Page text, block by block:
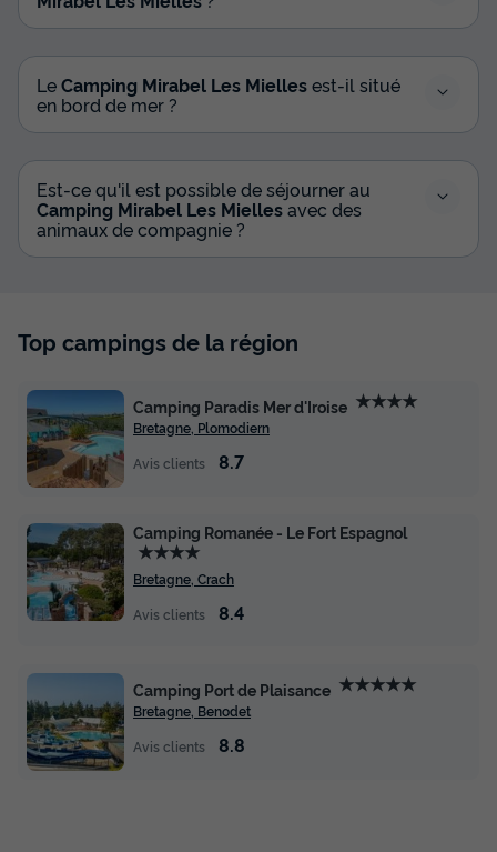
LeCamping Mirabel Les Miellesest-il situé
en bord de mer ?
Est-ce qu'il est possible de séjourner au
Camping Mirabel Les Miellesavec des
animaux de compagnie ?
Top campings de la région
Camping Paradis Mer d'Iroise ★★★★
Bretagne, Plomodiern
Avis clients
8.7
Camping Romanée - Le Fort Espagnol
★★★★
Bretagne, Crach
Avis clients
8.4
Camping Port de Plaisance ★★★★★
Bretagne, Benodet
Avis clients
8.8